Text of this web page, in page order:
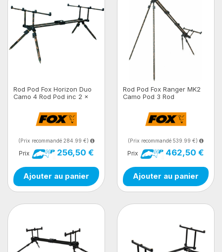
Rod Pod Fox Horizon Duo
Camo 4 Rod Pod inc 2 x
(Prix recommandé 284.99 €)
Prix 256,50 €
Ajouter au panier
Rod Pod Fox Ranger MK2
Camo Pod 3 Rod
(Prix recommandé 539.99 €)
Prix 462,50 €
Ajouter au panier